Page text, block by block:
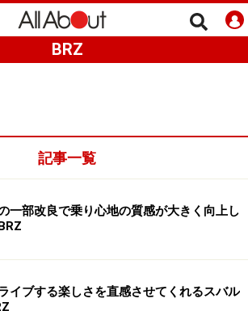
BRZ
記事一覧
一部改良で乗り心地の質感が大きく向上し
イブする楽しさを直感させてくれるスバル